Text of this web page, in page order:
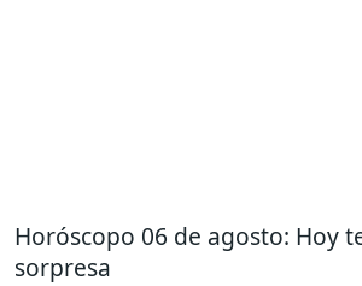
Horóscopo 06 de agosto: Hoy
sorpresa